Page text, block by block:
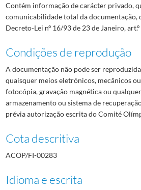
Contém informação de carácter privado,
comunicabilidade total da documentação,
Decreto-Lei nº 16/93 de 23 de Janeiro, art.º
Condições de reprodução
A documentação não pode ser
quaisquer meios eletrónicos, mecânicos
fotocópia, gravação magnética ou
armazenamento ou sistema de
prévia autorização escrita do Comité
Cota descritiva
ACOP/FI-00283
Idioma e escrita